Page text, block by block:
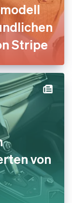
Stripe
von